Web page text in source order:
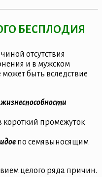
БЕСПЛОДИЯ
отсутствия
и в мужском
быть вследствие
короткий промежуток
по семявыносящим
целого ряда причин.